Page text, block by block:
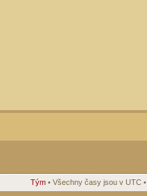
Tým • Všechny časy jsou v UTC •